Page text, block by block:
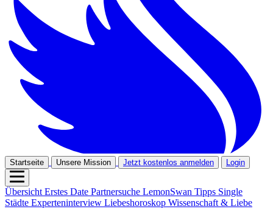
Startseite Unsere Mission Jetzt kostenlos anmelden Login
ÜbersichtErstes Date Partnersuche LemonSwan Tipps Single
Städte Experteninterview Liebeshoroskop Wissenschaft & Liebe